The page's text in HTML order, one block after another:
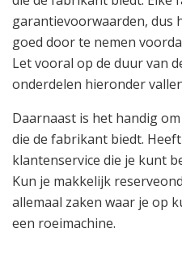
garantievoorwaarden, dus
goed door te nemen
Let vooral op de duur van
onderdelen hieronder
Daarnaast is het handig
die de fabrikant biedt.
klantenservice die je kunt
Kun je makkelijk
allemaal zaken waar je op
een roeimachine.